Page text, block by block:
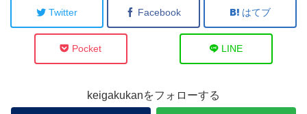
Twitter Facebook はてブ
Pocket LINE
keigakukanをフォローする